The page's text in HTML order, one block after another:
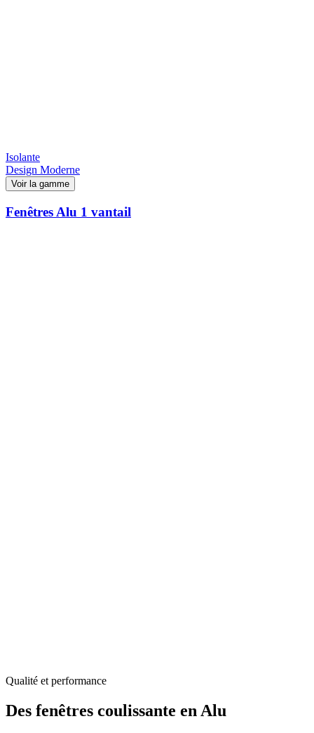
Isolante
Design Moderne
Voir la gamme
Fenêtres Alu 1 vantail
Qualité et performance
Des fenêtres coulissante en Alu